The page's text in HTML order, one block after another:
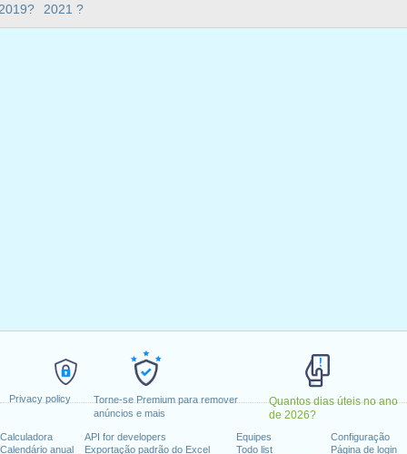
Privacy policy
Torne-se Premium para remover
anúncios e mais
Quantos dias úteis no ano
de 2026?
Calculadora
Calendário anual
API for developers
Exportação padrão do Excel
Equipes
Todo list
Configuração
Página de login
2021 ?
12, 2020
11, 2020
26, 2020